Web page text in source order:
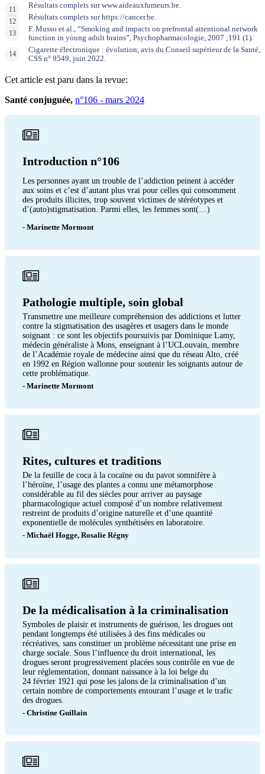
Résultats complets sur www.aideauxfumeurs.be.
Résultats complets sur https://cancer.be.
F. Musso et al., “Smoking and impacts on prefrontal attentional network
function in young adult brains”, Psychopharmacologie, 2007 ;191 (1).
Cigarette électronique : évolution, avis du Conseil supérieur de la Santé,
CSS n° 9549, juin 2022.
Cet article est paru dans la revue:
Santé conjuguée, n°106 - mars 2024
Introduction n°106
Les personnes ayant un trouble de l’addiction peinent à accéder
aux soins et c’est d’autant plus vrai pour celles qui consomment
des produits illicites, trop souvent victimes de stéréotypes et
d’(auto)stigmatisation. Parmi elles, les femmes sont(…)
- Marinette Mormont
Pathologie multiple, soin global
Transmettre une meilleure compréhension des addictions et lutter
contre la stigmatisation des usagères et usagers dans le monde
soignant : ce sont les objectifs poursuivis par Dominique Lamy,
médecin généraliste à Mons, enseignant à l’UCLouvain, membre
de l’Académie royale de médecine ainsi que du réseau Alto, créé
en 1992 en Région wallonne pour soutenir les soignants autour de
cette problématique.
- Marinette Mormont
Rites, cultures et traditions
De la feuille de coca à la cocaïne ou du pavot somnifère à
l’héroïne, l’usage des plantes a connu une métamorphose
considérable au fil des siècles pour arriver au paysage
pharmacologique actuel composé d’un nombre relativement
restreint de produits d’origine naturelle et d’une quantité
exponentielle de molécules synthétisées en laboratoire.
- Michaël Hogge, Rosalie Régny
De la médicalisation à la criminalisation
Symboles de plaisir et instruments de guérison, les drogues ont
pendant longtemps été utilisées à des fins médicales ou
récréatives, sans constituer un problème nécessitant une prise en
charge sociale. Sous l’influence du droit international, les
drogues seront progressivement placées sous contrôle en vue de
leur réglementation, donnant naissance à la loi belge du
24 février 1921 qui pose les jalons de la criminalisation d’un
certain nombre de comportements entourant l’usage et le trafic
des drogues.
- Christine Guillain